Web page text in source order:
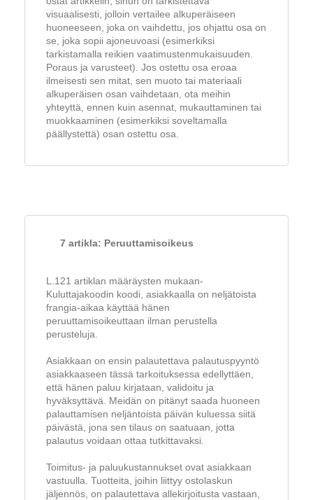
visuaalisesti, jolloin vertailee alkuperäiseen
huoneeseen, joka on vaihdettu, jos ohjattu osa on
se, joka sopii ajoneuvoasi (esimerkiksi
tarkistamalla reikien vaatimustenmukaisuuden.
Poraus ja varusteet). Jos ostettu osa eroaa
ilmeisesti sen mitat, sen muoto tai materiaali
alkuperäisen osan vaihdetaan, ota meihin
yhteyttä, ennen kuin asennat, mukauttaminen tai
muokkaaminen (esimerkiksi soveltamalla
päällystettä) osan ostettu osa.
7 artikla: Peruuttamisoikeus
L.121 artiklan määräysten mukaan-
Kuluttajakoodin koodi, asiakkaalla on neljätoista
frangia-aikaa käyttää hänen
peruuttamisoikeuttaan ilman perustella
perusteluja.
Asiakkaan on ensin palautettava palautuspyyntö
asiakkaaseen tässä tarkoituksessa edellyttäen,
että hänen paluu kirjataan, validoitu ja
hyväksyttävä. Meidän on pitänyt saada huoneen
palauttamisen neljäntoista päivän kuluessa siitä
päivästä, jona sen tilaus on saatuaan, jotta
palautus voidaan ottaa tutkittavaksi.
Toimitus- ja paluukustannukset ovat asiakkaan
vastuulla. Tuotteita, joihin liittyy ostolaskun
jäljennös, on palautettava allekirjoitusta vastaan,